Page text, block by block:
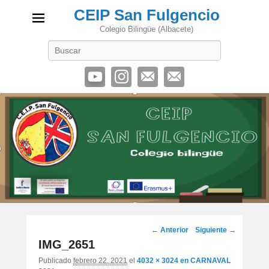
CEIP San Fulgencio
Colegio Bilingüe (Albacete)
Navegación
← Anterior Siguiente →
IMG_2651
Publicado febrero 22, 2021 el 4032 × 3024 en CARNAVAL